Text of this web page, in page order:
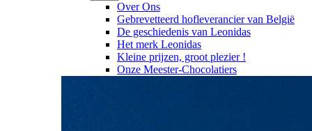
Over Ons
Gebrevetteerd hofleverancier van België
De geschiedenis van Leonidas
Het merk Leonidas
Kleine prijzen, groot plezier !
Onze Meester-Chocolatiers